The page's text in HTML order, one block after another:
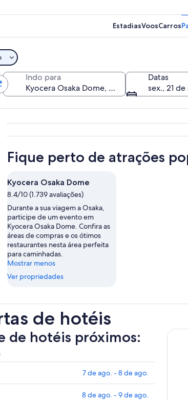
edifício moderno e curvilíneo com estrutura em forma de
EstadiasVoosCarros
Indo para
Datas
sex., 21
Fique perto de atrações
Kyocera Osaka Dome
8.4/10 (1.739 avaliações)
Durante a sua viagem a Osaka,
participe de um evento em
Kyocera Osaka Dome. Confira as
áreas de compras e os ótimos
restaurantes nesta área perfeita
para caminhadas.
Mostrar menos
Ver propriedades
de hotéis
de hotéis próximos:
7 de ago. - 8 de ago.
8 de ago. - 9 de ago.